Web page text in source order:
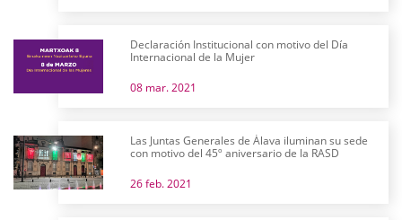
Declaración Institucional con motivo del Día
Internacional de la Mujer
08 mar. 2021
Las Juntas Generales de Álava iluminan su sede
con motivo del 45º aniversario de la RASD
26 feb. 2021